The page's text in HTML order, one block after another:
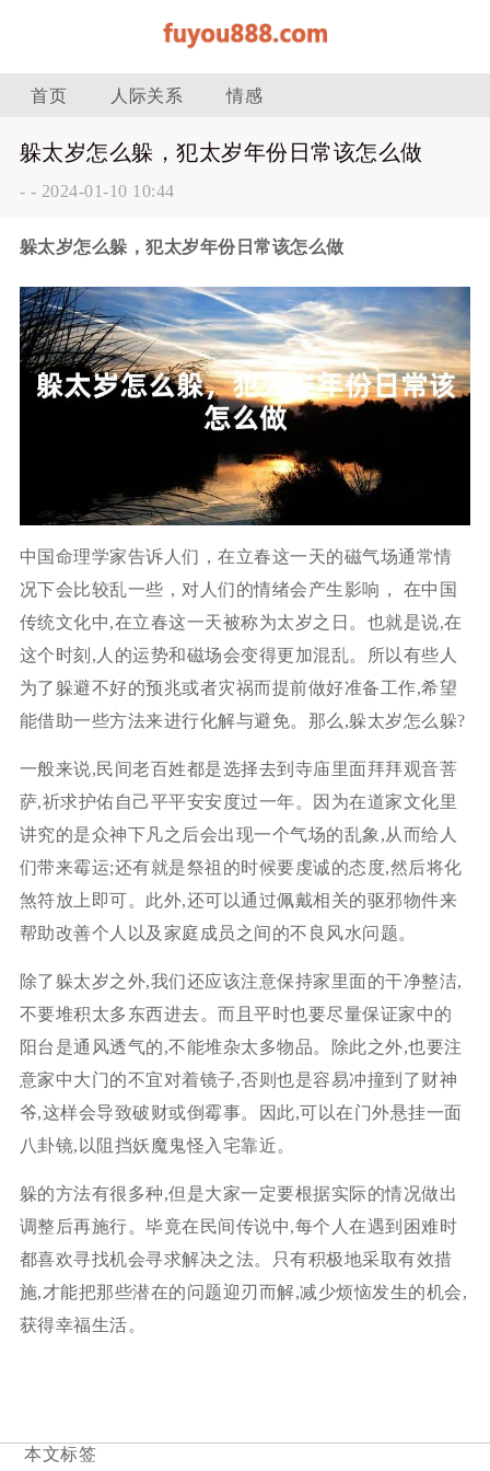
首页 人际关系 情感
躲太岁怎么躲，犯太岁年份日常该怎么做
- - 2024-01-10 10:44
躲太岁怎么躲，犯太岁年份日常该怎么做
中国命理学家告诉人们，在立春这一天的磁气场通常情
况下会比较乱一些，对人们的情绪会产生影响， 在中国
传统文化中,在立春这一天被称为太岁之日。也就是说,在
这个时刻,人的运势和磁场会变得更加混乱。所以有些人
为了躲避不好的预兆或者灾祸而提前做好准备工作,希望
能借助一些方法来进行化解与避免。那么,躲太岁怎么躲?
一般来说,民间老百姓都是选择去到寺庙里面拜拜观音菩
萨,祈求护佑自己平平安安度过一年。因为在道家文化里
讲究的是众神下凡之后会出现一个气场的乱象,从而给人
们带来霉运;还有就是祭祖的时候要虔诚的态度,然后将化
煞符放上即可。此外,还可以通过佩戴相关的驱邪物件来
帮助改善个人以及家庭成员之间的不良风水问题。
除了躲太岁之外,我们还应该注意保持家里面的干净整洁,
不要堆积太多东西进去。而且平时也要尽量保证家中的
阳台是通风透气的,不能堆杂太多物品。除此之外,也要注
意家中大门的不宜对着镜子,否则也是容易冲撞到了财神
爷,这样会导致破财或倒霉事。因此,可以在门外悬挂一面
八卦镜,以阻挡妖魔鬼怪入宅靠近。
躲的方法有很多种,但是大家一定要根据实际的情况做出
调整后再施行。毕竟在民间传说中,每个人在遇到困难时
都喜欢寻找机会寻求解决之法。只有积极地采取有效措
施,才能把那些潜在的问题迎刃而解,减少烦恼发生的机会,
获得幸福生活。
本文标签